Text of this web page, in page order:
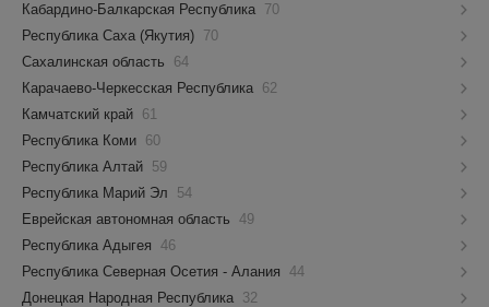
Кабардино-Балкарская Республика 70
Республика Саха (Якутия) 70
Сахалинская область
64
Карачаево-Черкесская Республика 62
Камчатский край 61
Республика Коми 60
Республика Алтай 59
Республика Марий Эл
54
Еврейская автономная область 49
Республика Адыгея 46
Республика Северная Осетия - Алания 44
Донецкая Народная Республика 32